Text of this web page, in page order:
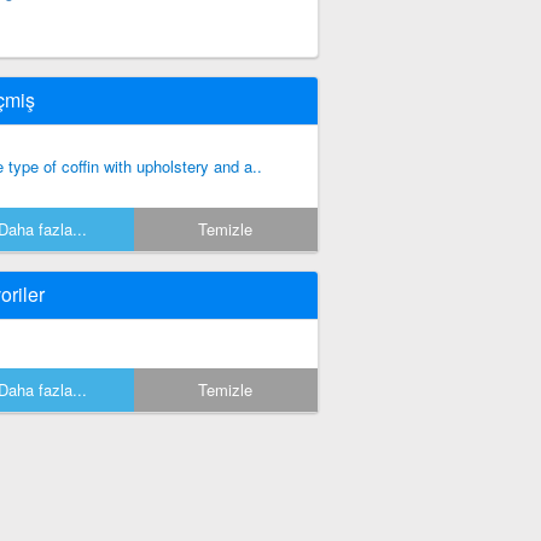
type of coffin with upholstery and a..
Daha fazla... Temizle
Daha fazla... Temizle